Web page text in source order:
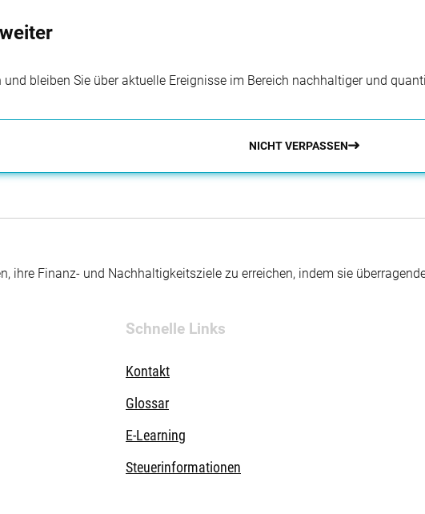
bleiben Sie über aktuelle Ereignisse im Bereich nachhaltiger und
NICHT VERPASSEN
ihre Finanz- und Nachhaltigkeitsziele zu erreichen, indem sie
Schnelle Links
Kontakt
Glossar
E-Learning
Steuerinformationen